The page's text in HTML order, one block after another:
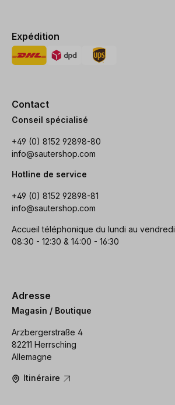
Expédition
Contact
Conseil spécialisé
+49 (0) 8152 92898-80
info@sautershop.com
Hotline de service
+49 (0) 8152 92898-81
info@sautershop.com
Accueil téléphonique du lundi au vendredi
08:30 - 12:30 & 14:00 - 16:30
Adresse
Magasin / Boutique
Arzbergerstraße 4
82211 Herrsching
Allemagne
Itinéraire